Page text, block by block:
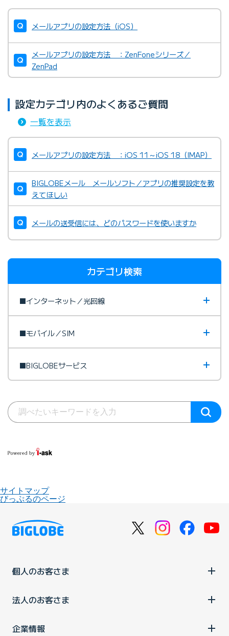
メールアプリの設定方法（iOS）
メールアプリの設定方法 ：ZenFoneシリーズ／
ZenPad
設定カテゴリ内のよくあるご質問
一覧を表示
メールアプリの設定方法 ：iOS 11～iOS 18（IMAP）
BIGLOBEメール メールソフト／アプリの推奨設定を教
えてほしい
メールの送受信には、どのパスワードを使いますか
カテゴリ検索
■インターネット／光回線
■モバイル／SIM
■BIGLOBEサービス
サイトマップ
びっぷるのページ
個人のお客さま
法人のお客さま
企業情報